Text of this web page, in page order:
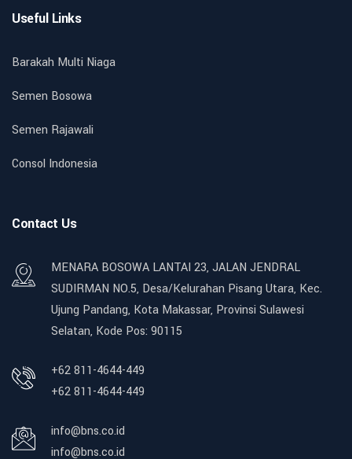
Useful Links
Barakah Multi Niaga
Semen Bosowa
Semen Rajawali
Consol Indonesia
Contact Us
MENARA BOSOWA LANTAI 23, JALAN JENDRAL
SUDIRMAN NO.5, Desa/Kelurahan Pisang Utara, Kec.
Ujung Pandang, Kota Makassar, Provinsi Sulawesi
Selatan, Kode Pos: 90115
+62 811-4644-449
+62 811-4644-449
info@bns.co.id
info@bns.co.id